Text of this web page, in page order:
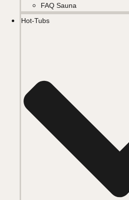
FAQ Sauna
Hot-Tubs